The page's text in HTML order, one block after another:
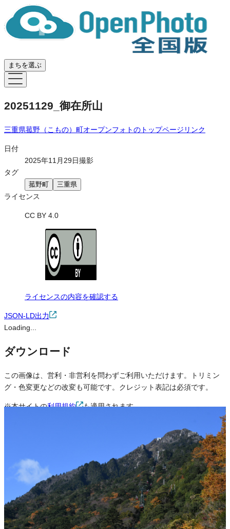
まちを選ぶ
20251129_御在所山
三重県菰野（こもの）町オープンフォトのトップページリンク
日付
2025年11月29日撮影
タグ
菰野町 三重県
ライセンス
CC BY 4.0
ライセンスの内容を確認する
JSON-LD出力
Loading...
ダウンロード
この画像は、営利・非営利を問わずご利用いただけます。トリミン
グ・色変更などの改変も可能です。クレジット表記は必須です。
※本サイトの利用規約 も適用されます。
可
クレジット表記
必須
クレジット表記例